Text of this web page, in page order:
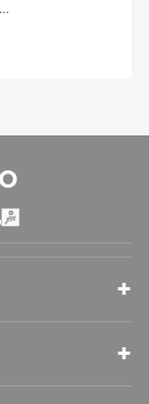
+
+